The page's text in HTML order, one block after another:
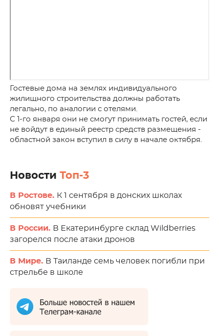
Гостевые дома на землях индивидуального
жилищного строительства должны работать
легально, по аналогии с отелями.
С 1-го января они не смогут принимать гостей, если
не войдут в единый реестр средств размещения -
областной закон вступил в силу в начале октября.
Новости Топ-3
В Ростове. К 1 сентября в донских школах
обновят учебники
В России. В Екатеринбурге склад Wildberries
загорелся после атаки дронов
В Мире. В Таиланде семь человек погибли при
стрельбе в школе